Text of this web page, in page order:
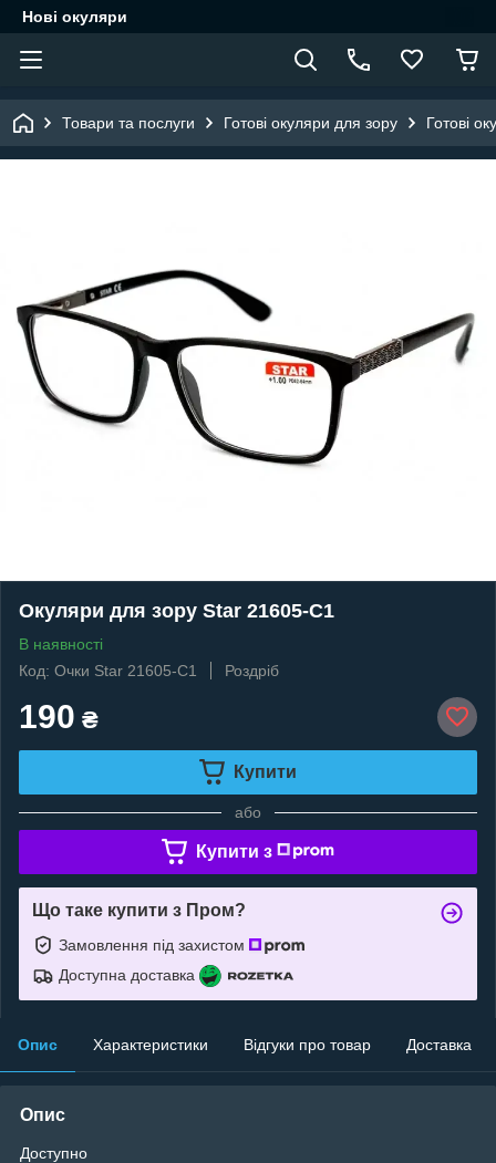
Нові окуляри
Товари та послуги Готові окуляри для зору Готові
Окуляри для зору Star 21605-C1
В наявності
Код: Очки Star 21605-C1
Роздріб
190 ₴
Купити
або
Купити з
Що таке купити з Пром?
Замовлення під захистом
Доступна доставка
Опис Характеристики Відгуки про товар Доставка
Опис
Доступно